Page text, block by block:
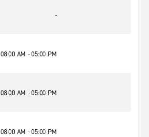
-
08:00 AM - 05:00 PM
08:00 AM - 05:00 PM
08:00 AM - 05:00 PM